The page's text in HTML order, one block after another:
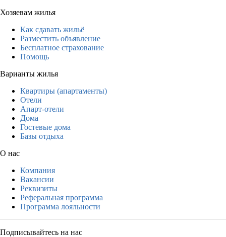
Хозяевам жилья
Как сдавать жильё
Разместить объявление
Бесплатное страхование
Помощь
Варианты жилья
Квартиры (апартаменты)
Отели
Апарт-отели
Дома
Гостевые дома
Базы отдыха
О нас
Компания
Вакансии
Реквизиты
Реферальная программа
Программа лояльности
Подписывайтесь на нас